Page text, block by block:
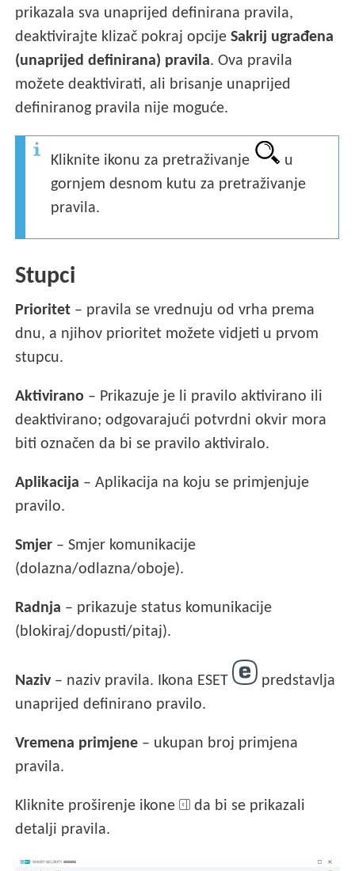
prikazala sva unaprijed definirana pravila,
deaktivirajte klizač pokraj opcijeSakrij ugrađena
(unaprijed definirana) pravila. Ova pravila
možete deaktivirati, ali brisanje unaprijed
definiranog pravila nije moguće.
Kliknite ikonu za pretraživanje
u
gornjem desnom kutu za pretraživanje
pravila.
Stupci
Prioritet – pravila se vrednuju od vrha prema
dnu, a njihov prioritet možete vidjeti u prvom
stupcu.
Aktivirano – Prikazuje je li pravilo aktivirano ili
deaktivirano; odgovarajući potvrdni okvir mora
biti označen da bi se pravilo aktiviralo.
Aplikacija – Aplikacija na koju se primjenjuje
pravilo.
Smjer – Smjer komunikacije
(dolazna/odlazna/oboje).
Radnja – prikazuje status komunikacije
(blokiraj/dopusti/pitaj).
Naziv– naziv pravila. Ikona ESET
predstavlja
unaprijed definirano pravilo.
Vremena primjene – ukupan broj primjena
pravila.
Kliknite proširenje ikone
da bi se prikazali
detalji pravila.